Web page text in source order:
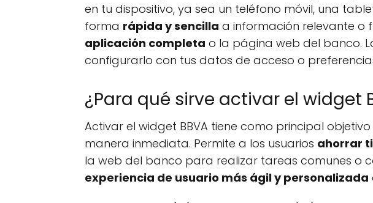
en tu dispositivo, ya sea un teléfono móvil, una
forma rápida y sencilla a información relevante o
aplicación completa o la página web del banco.
configurarlo con tus datos de acceso o
¿Para qué sirve activar el widget
Activar el widget BBVA tiene como principal objetivo
manera inmediata. Permite a los usuarios ahorrar
la web del banco para realizar tareas comunes o
experiencia de usuario más ágil y personalizada